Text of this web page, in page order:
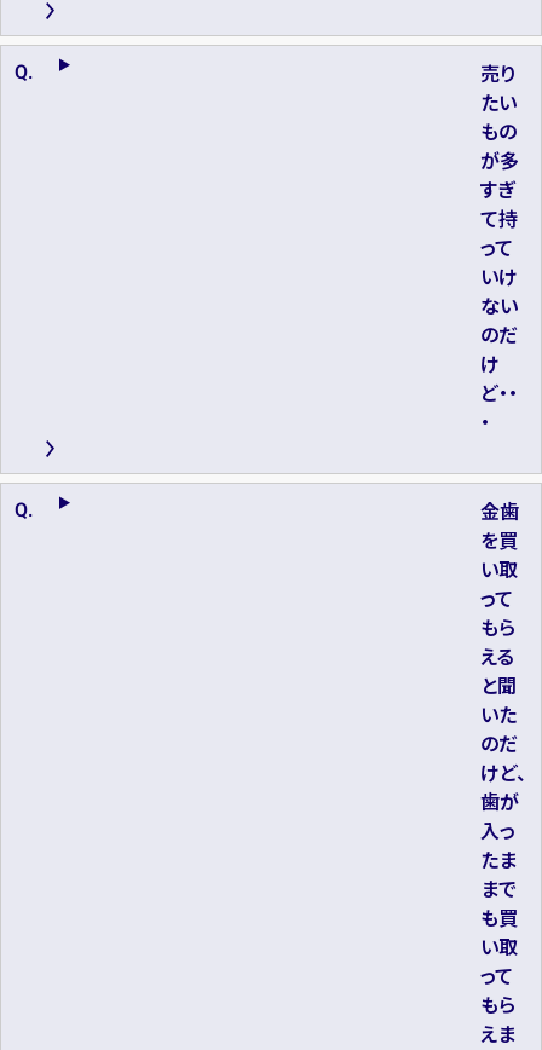
売り
たい
もの
が多
すぎ
て持
って
いけ
ない
のだ
け
ど・・
・
金歯
を買
い取
って
もら
える
と聞
いた
のだ
けど、
歯が
入っ
たま
まで
も買
い取
って
もら
えま